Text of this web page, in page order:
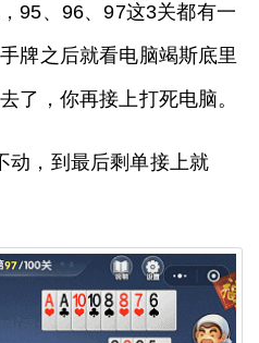
95、96、97这3关都有一
牌之后就看电脑竭斯底里
了，你再接上打死电脑。
动，到最后剩单接上就